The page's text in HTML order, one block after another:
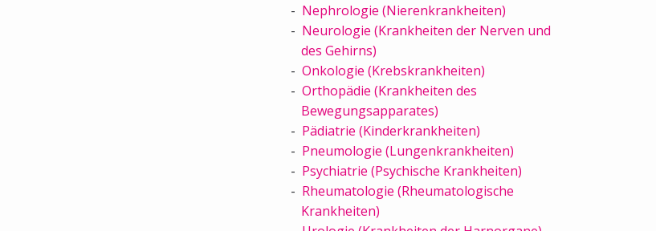
Nephrologie (Nierenkrankheiten)
Neurologie (Krankheiten der Nerven und
des Gehirns)
Onkologie (Krebskrankheiten)
Orthopädie (Krankheiten des
Bewegungsapparates)
Pädiatrie (Kinderkrankheiten)
Pneumologie (Lungenkrankheiten)
Psychiatrie (Psychische Krankheiten)
Rheumatologie (Rheumatologische
Krankheiten)